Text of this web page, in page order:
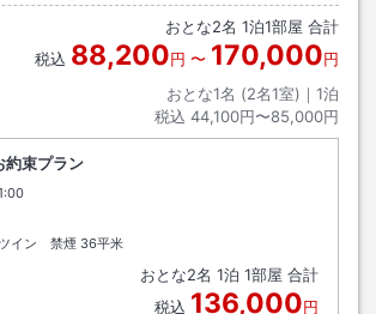
おとな2名 1泊1部屋 合計
税込 88,200円 〜 170,000円
おとな1名 (2名1室)｜ 1泊
税込 44,100円〜85,000円
約束プラン
ェックアウト
イン 禁煙 36平米
おとな2名 1泊 1部屋 合計
税込 136,000円